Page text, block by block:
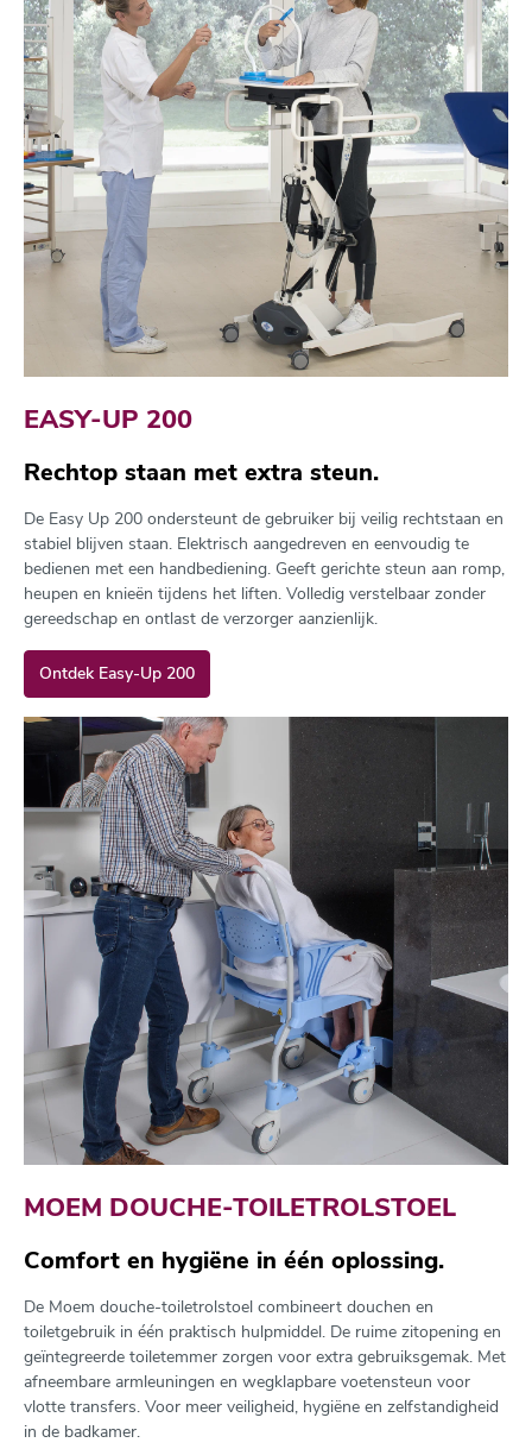
EASY-UP 200
Rechtop staan met extra steun.
De Easy Up 200 ondersteunt de gebruiker bij veilig rechtstaan en
stabiel blijven staan. Elektrisch aangedreven en eenvoudig te
bedienen met een handbediening. Geeft gerichte steun aan romp,
heupen en knieën tijdens het liften. Volledig verstelbaar zonder
gereedschap en ontlast de verzorger aanzienlijk.
Ontdek Easy-Up 200
MOEM DOUCHE-TOILETROLSTOEL
Comfort en hygiëne in één oplossing.
De Moem douche-toiletrolstoel combineert douchen en
toiletgebruik in één praktisch hulpmiddel. De ruime zitopening en
geïntegreerde toiletemmer zorgen voor extra gebruiksgemak. Met
afneembare armleuningen en wegklapbare voetensteun voor
vlotte transfers. Voor meer veiligheid, hygiëne en zelfstandigheid
in de badkamer.